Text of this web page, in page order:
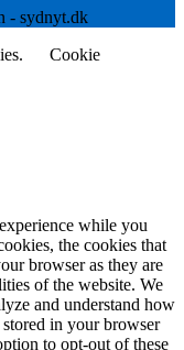
- sydnyt.dk
Cookie
while you
the cookies that
browser as they are
of the website. We
and understand how
in your browser
to opt-out of these